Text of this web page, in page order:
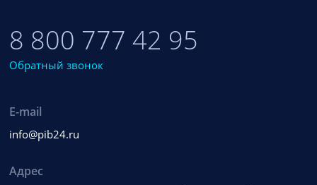
8 800 777 42 95
Обратный звонок
E-mail
info@pib24.ru
Адрес